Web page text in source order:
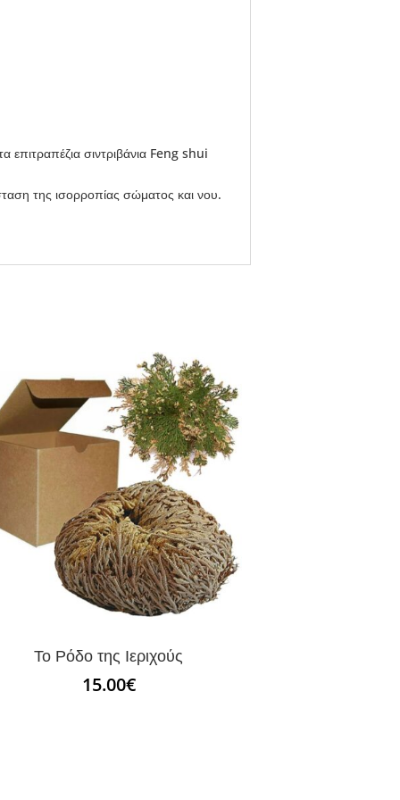
σιντριβάνια Feng shui
της ισορροπίας σώματος και νου.
Το Ρόδο της Ιεριχούς
15.00€